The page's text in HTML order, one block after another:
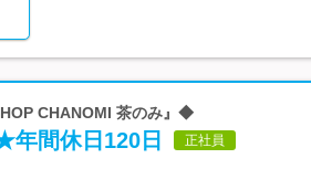
CHANOMI 茶のみ』◆
年間休日120日 正社員